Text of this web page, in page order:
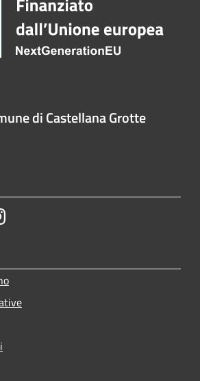
di Castellana Grotte
Instagram